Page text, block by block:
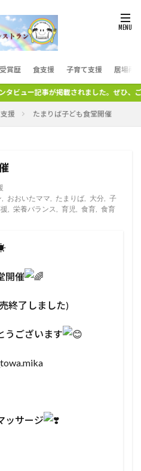
賞歴 食支援 子育て支援 居場所
が掲載されました。ぜひ、ご覧ください
援 たまりば子ども食堂開催
おおいたママ たまりば, 大分, 子
栄養バランス 育児 食育
食育
開催
終了しました)⁡⁡
うございます
ッサージ